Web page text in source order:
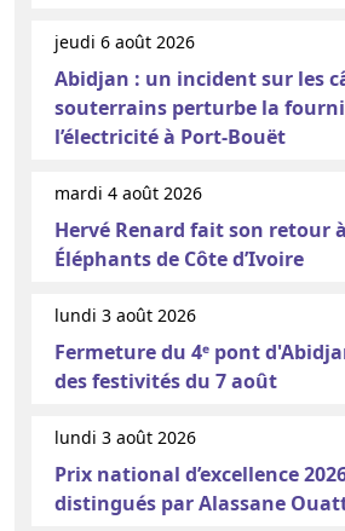
jeudi 6 août 2026
Abidjan : un incident sur les
souterrains perturbe la
l’électricité à Port-Bouët
mardi 4 août 2026
Hervé Renard fait son retour
Éléphants de Côte d’Ivoire
lundi 3 août 2026
Fermeture du 4ᵉ pont
des festivités du 7 août
lundi 3 août 2026
Prix national d’excellence
distingués par Alassane